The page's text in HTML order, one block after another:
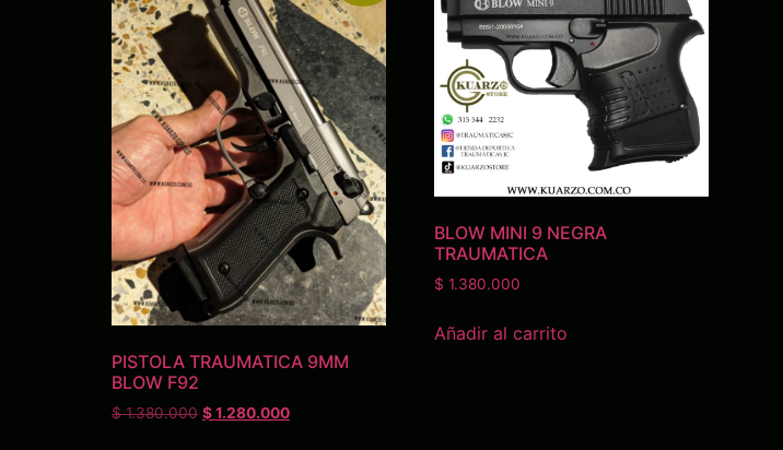
PISTOLA TRAUMATICA 9MM
BLOW F92
$1.380.000 $1.280.000
BLOW MINI 9 NEGRA
TRAUMATICA
$ 1.380.000
Añadir al carrito